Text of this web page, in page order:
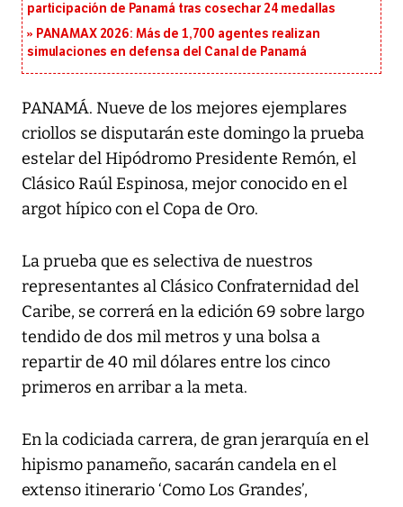
participación de Panamá tras cosechar 24 medallas
PANAMAX 2026: Más de 1,700 agentes realizan
simulaciones en defensa del Canal de Panamá
PANAMÁ. Nueve de los mejores ejemplares
criollos se disputarán este domingo la prueba
estelar del Hipódromo Presidente Remón, el
Clásico Raúl Espinosa, mejor conocido en el
argot hípico con el Copa de Oro.
La prueba que es selectiva de nuestros
representantes al Clásico Confraternidad del
Caribe, se correrá en la edición 69 sobre largo
tendido de dos mil metros y una bolsa a
repartir de 40 mil dólares entre los cinco
primeros en arribar a la meta.
En la codiciada carrera, de gran jerarquía en el
hipismo panameño, sacarán candela en el
extenso itinerario ‘Como Los Grandes’,